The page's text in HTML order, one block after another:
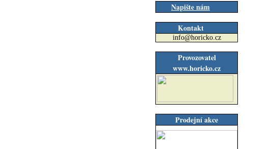
Napište nám
Kontakt
info@horicko.cz
Provozovatel
www.horicko.cz
Prodejní akce